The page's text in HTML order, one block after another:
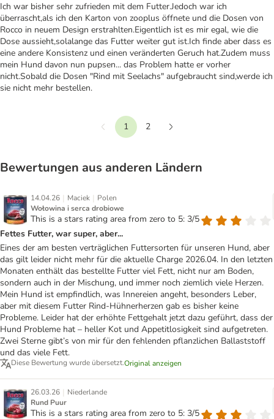
Ich war bisher sehr zufrieden mit dem Futter.Jedoch war ich
überrascht,als ich den Karton von zooplus öffnete und die Dosen von
Rocco in neuem Design erstrahlten.Eigentlich ist es mir egal, wie die
Dose aussieht,solalange das Futter weiter gut ist.Ich finde aber dass es
eine andere Konsistenz und einen veränderten Geruch hat.Zudem muss
mein Hund davon nun pupsen... das Problem hatte er vorher
nicht.Sobald die Dosen "Rind mit Seelachs" aufgebraucht sind,werde ich
sie nicht mehr bestellen.
Vorherige
1
2
Bewertungen aus anderen Ländern
14.04.26 | Maciek | Polen
Wołowina i serca drobiowe
This is a stars rating area from zero to 5: 3/5
Fettes Futter, war super, aber...
Eines der am besten verträglichen Futtersorten für unseren Hund, aber
das gilt leider nicht mehr für die aktuelle Charge 2026.04. In den letzten
Monaten enthält das bestellte Futter viel Fett, nicht nur am Boden,
sondern auch in der Mischung, und immer noch ziemlich viele Herzen.
Mein Hund ist empfindlich, was Innereien angeht, besonders Leber,
aber mit diesem Futter Rind-Hühnerherzen gab es bisher keine
Probleme. Leider hat der erhöhte Fettgehalt jetzt dazu geführt, dass der
Hund Probleme hat – heller Kot und Appetitlosigkeit sind aufgetreten.
Zwei Sterne gibt’s von mir für den fehlenden pflanzlichen Ballaststoff
und das viele Fett.
Diese Bewertung wurde übersetzt.Original anzeigen
26.03.26 | Niederlande
Rund Puur
This is a stars rating area from zero to 5: 3/5